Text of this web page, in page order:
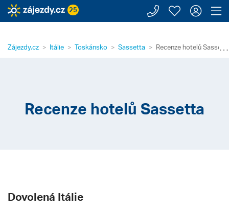
25 Zavolejte
Moje
⋯
Zájezdy.cz Itálie Toskánsko Sassetta Recenze hotelů
Recenze hotelů Sassetta
Dovolená Itálie